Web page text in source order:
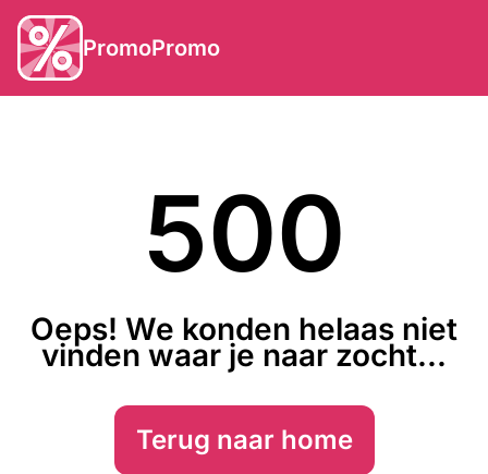
PromoPromo
500
Oeps! We konden helaas niet
vinden waar je naar zocht...
Terug naar home